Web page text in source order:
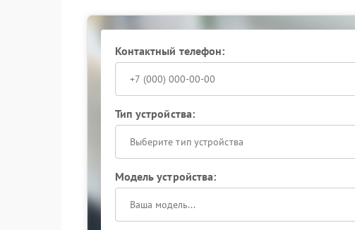
Контактный телефон:
Тип устройства:
Выберите тип устройства
Модель устройства: